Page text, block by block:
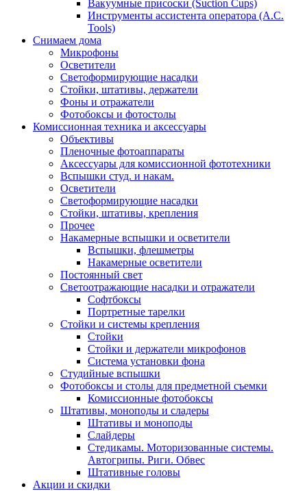
Вакуумные присоски (Suction Cups)
Инструменты ассистента оператора (A.C.
Tools)
Снимаем дома
Микрофоны
Осветители
Светоформирующие насадки
Стойки, штативы, держатели
Фоны и отражатели
Фотобоксы и фотостолы
Комиссионная техника и аксессуары
Объективы
Пленочные фотоаппараты
Аксессуары для комиссионной фототехники
Вспышки студ. и накам.
Осветители
Светоформирующие насадки
Стойки, штативы, крепления
Прочее
Накамерные вспышки и осветители
Вспышки, флешметры
Накамерные осветители
Постоянный свет
Светоотражающие насадки и отражатели
Софтбоксы
Портретные тарелки
Стойки и системы крепления
Стойки
Стойки и держатели микрофонов
Система установки фона
Студийные вспышки
Фотобоксы и столы для предметной съемки
Комиссионные фотобоксы
Штативы, моноподы и сладеры
Штативы и моноподы
Слайдеры
Стедикамы. Моторизованные системы.
Автогрипы. Риги. Обвес
Штативные головы
Акции и скидки